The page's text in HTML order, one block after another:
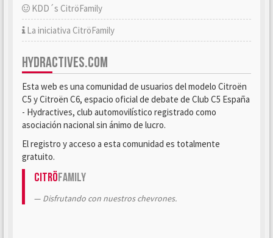
KDD´s CitröFamily
La iniciativa CitröFamily
HYDRACTIVES.COM
Esta web es una comunidad de usuarios del modelo Citroën
C5 y Citroën C6, espacio oficial de debate de Club C5 España
- Hydractives, club automovilístico registrado como
asociación nacional sin ánimo de lucro.
El registro y acceso a esta comunidad es totalmente
gratuito.
CitröFamily
Disfrutando con nuestros chevrones.